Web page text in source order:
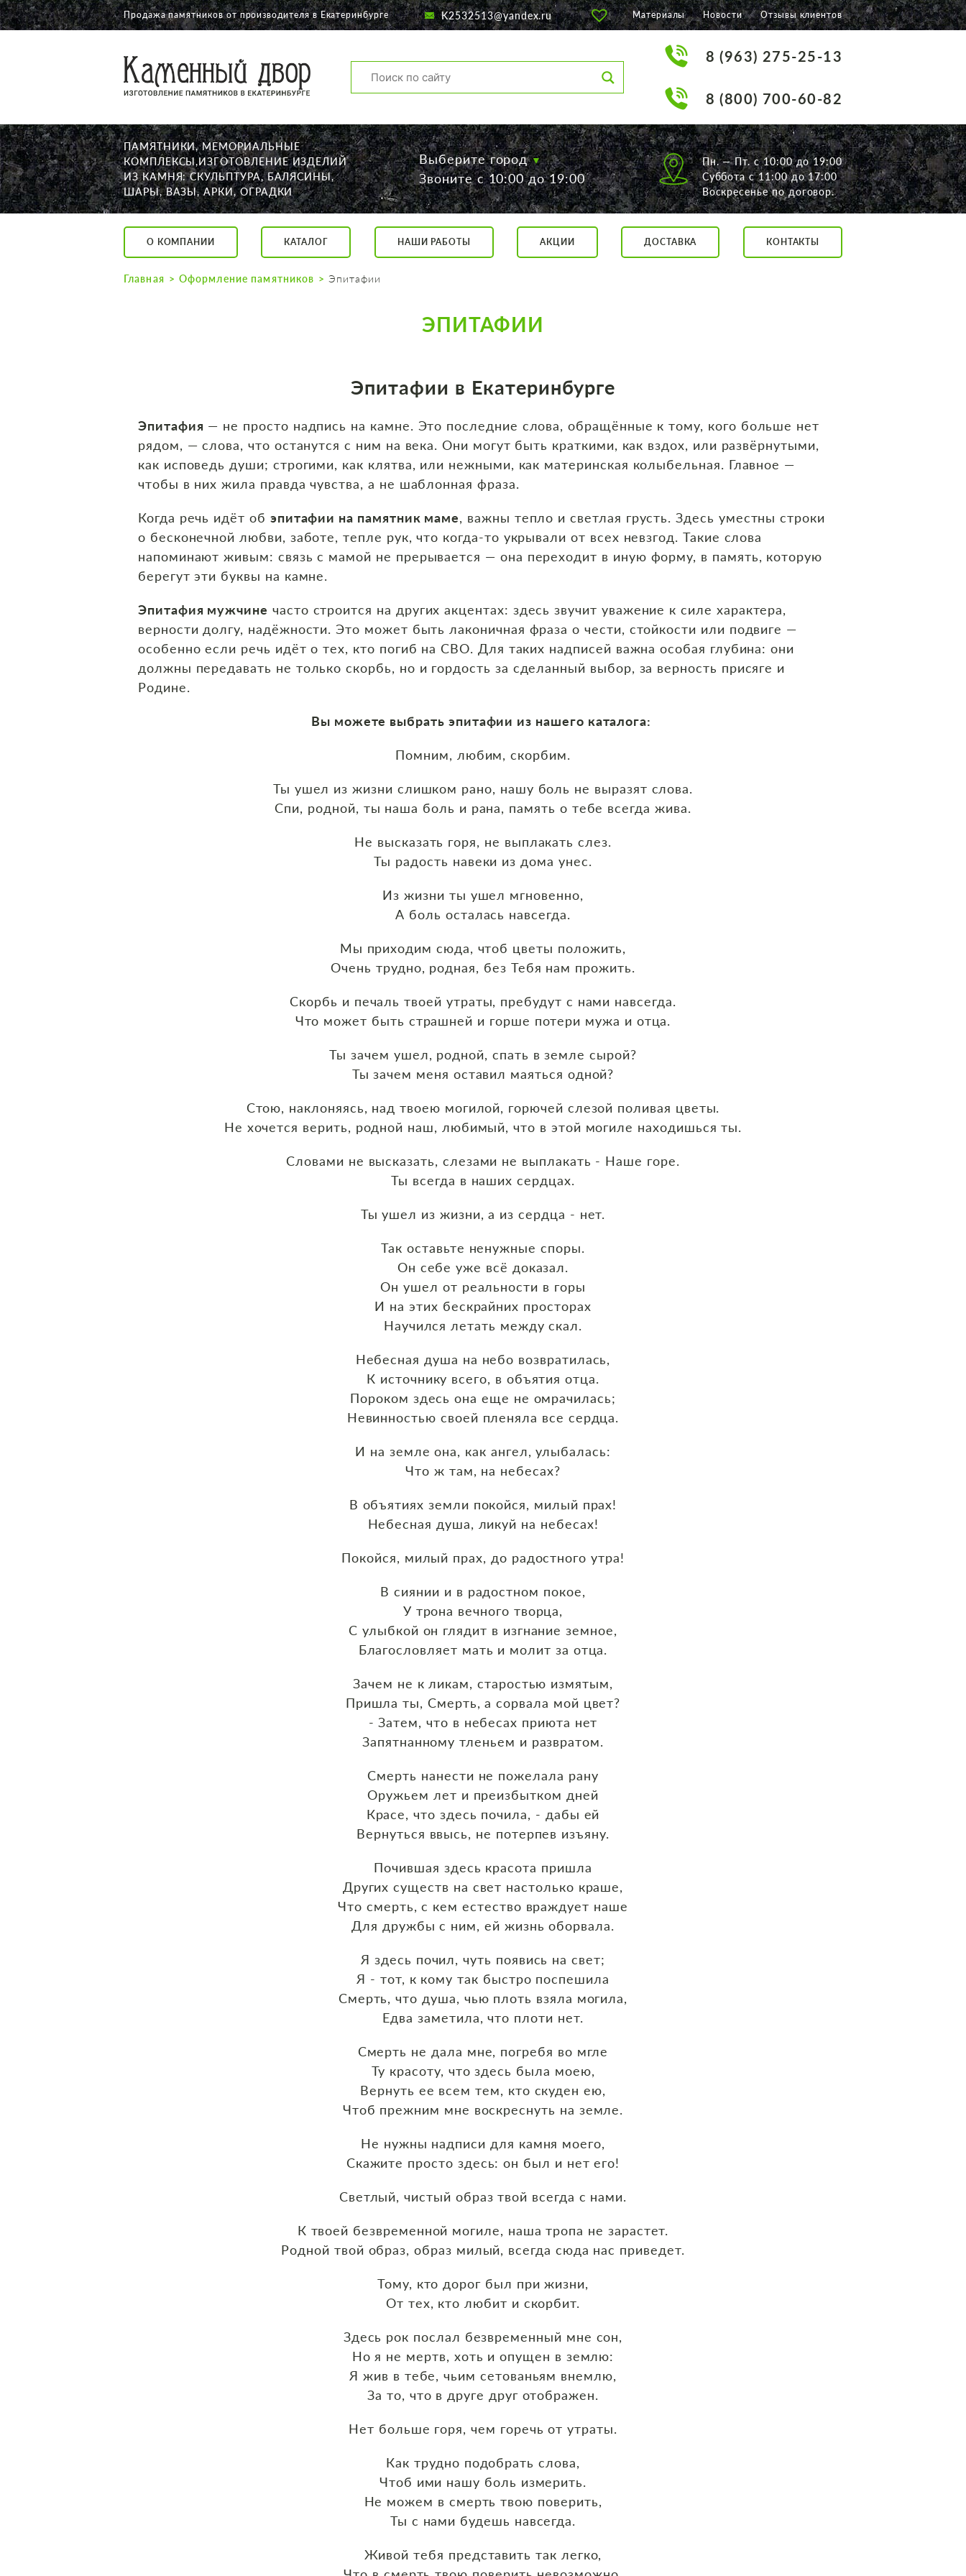
О КОМПАНИИ
КАТАЛОГ
НАШИ РАБОТЫ
АКЦИИ
ДОСТАВКА
КОНТАКТЫ
K2532513@yandex.ru
Екатеринбург, Щорса, 56
Суббота с 11:00 до 17:00
Продажа памятников от производителя в Екатеринбурге K2532513@yandex.ru Материалы Новости Отзывы клиентов
8 (963) 275-25-13
8 (800) 700-60-82
ПАМЯТНИКИ, МЕМОРИАЛЬНЫЕ
КОМПЛЕКСЫ,ИЗГОТОВЛЕНИЕ ИЗДЕЛИЙ
ИЗ КАМНЯ: СКУЛЬПТУРА, БАЛЯСИНЫ,
ШАРЫ, ВАЗЫ, АРКИ, ОГРАДКИ
Выберите город
Звоните с 10:00 до 19:00
Пн. — Пт. с 10:00 до 19:00
Суббота с 11:00 до 17:00
Воскресенье по договор.
О КОМПАНИИ КАТАЛОГ НАШИ РАБОТЫ АКЦИИ ДОСТАВКА КОНТАКТЫ
Главная Оформление памятников Эпитафии
ЭПИТАФИИ
Эпитафии в Екатеринбурге
Эпитафия — не просто надпись на камне. Это последние слова, обращённые к тому, кого больше нет
рядом, — слова, что останутся с ним на века. Они могут быть краткими, как вздох, или развёрнутыми,
как исповедь души; строгими, как клятва, или нежными, как материнская колыбельная. Главное —
чтобы в них жила правда чувства, а не шаблонная фраза.
Когда речь идёт об эпитафии на памятник маме, важны тепло и светлая грусть. Здесь уместны строки
о бесконечной любви, заботе, тепле рук, что когда‑то укрывали от всех невзгод. Такие слова
напоминают живым: связь с мамой не прерывается — она переходит в иную форму, в память, которую
берегут эти буквы на камне.
Эпитафия мужчине часто строится на других акцентах: здесь звучит уважение к силе характера,
верности долгу, надёжности. Это может быть лаконичная фраза о чести, стойкости или подвиге —
особенно если речь идёт о тех, кто погиб на СВО. Для таких надписей важна особая глубина: они
должны передавать не только скорбь, но и гордость за сделанный выбор, за верность присяге и
Родине.
Вы можете выбрать эпитафии из нашего каталога:
Помним, любим, скорбим.
Ты ушел из жизни слишком рано, нашу боль не выразят слова.
Спи, родной, ты наша боль и рана, память о тебе всегда жива.
Не высказать горя, не выплакать слез.
Ты радость навеки из дома унес.
Из жизни ты ушел мгновенно,
А боль осталась навсегда.
Мы приходим сюда, чтоб цветы положить,
Очень трудно, родная, без Тебя нам прожить.
Скорбь и печаль твоей утраты, пребудут с нами навсегда.
Что может быть страшней и горше потери мужа и отца.
Ты зачем ушел, родной, спать в земле сырой?
Ты зачем меня оставил маяться одной?
Стою, наклоняясь, над твоею могилой, горючей слезой поливая цветы.
Не хочется верить, родной наш, любимый, что в этой могиле находишься ты.
Словами не высказать, слезами не выплакать - Наше горе.
Ты всегда в наших сердцах.
Ты ушел из жизни, а из сердца - нет.
Так оставьте ненужные споры.
Он себе уже всё доказал.
Он ушел от реальности в горы
И на этих бескрайних просторах
Научился летать между скал.
Небесная душа на небо возвратилась,
К источнику всего, в объятия отца.
Пороком здесь она еще не омрачилась;
Невинностью своей пленяла все сердца.
И на земле она, как ангел, улыбалась:
Что ж там, на небесах?
В объятиях земли покойся, милый прах!
Небесная душа, ликуй на небесах!
Покойся, милый прах, до радостного утра!
В сиянии и в радостном покое,
У трона вечного творца,
С улыбкой он глядит в изгнание земное,
Благословляет мать и молит за отца.
Зачем не к ликам, старостью измятым,
Пришла ты, Смерть, а сорвала мой цвет?
- Затем, что в небесах приюта нет
Запятнанному тленьем и развратом.
Смерть нанести не пожелала рану
Оружьем лет и преизбытком дней
Красе, что здесь почила, - дабы ей
Вернуться ввысь, не потерпев изъяну.
Почившая здесь красота пришла
Других существ на свет настолько краше,
Что смерть, с кем естество враждует наше
Для дружбы с ним, ей жизнь оборвала.
Я здесь почил, чуть появись на свет;
Я - тот, к кому так быстро поспешила
Смерть, что душа, чью плоть взяла могила,
Едва заметила, что плоти нет.
Смерть не дала мне, погребя во мгле
Ту красоту, что здесь была моею,
Вернуть ее всем тем, кто скуден ею,
Чтоб прежним мне воскреснуть на земле.
Не нужны надписи для камня моего,
Скажите просто здесь: он был и нет его!
Светлый, чистый образ твой всегда с нами.
К твоей безвременной могиле, наша тропа не зарастет.
Родной твой образ, образ милый, всегда сюда нас приведет.
Тому, кто дорог был при жизни,
От тех, кто любит и скорбит.
Здесь рок послал безвременный мне сон,
Но я не мертв, хоть и опущен в землю:
Я жив в тебе, чьим сетованьям внемлю,
За то, что в друге друг отображен.
Нет больше горя, чем горечь от утраты.
Как трудно подобрать слова,
Чтоб ими нашу боль измерить.
Не можем в смерть твою поверить,
Ты с нами будешь навсегда.
Живой тебя представить так легко,